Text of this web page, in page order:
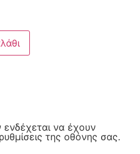
να έχουν
της οθόνης σας.